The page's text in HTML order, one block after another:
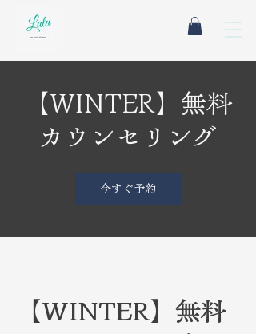
【WINTER】無料
カウンセリング
今すぐ予約
【WINTER】無料